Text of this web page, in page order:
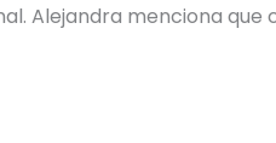
Alejandra menciona